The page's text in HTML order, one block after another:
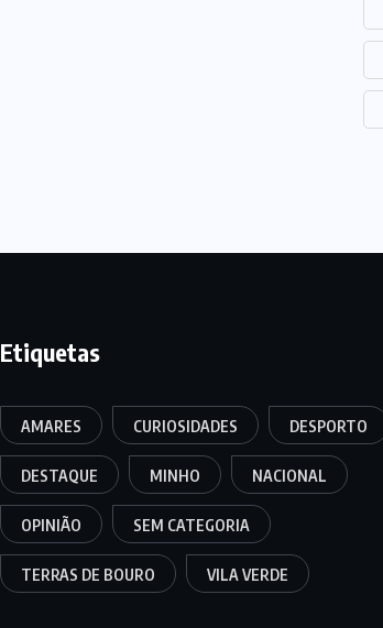
Etiquetas
AMARES CURIOSIDADES DESPORTO
DESTAQUE MINHO NACIONAL
OPINIÃO SEM CATEGORIA
TERRAS DE BOURO VILA VERDE